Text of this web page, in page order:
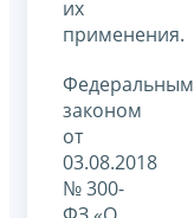
их
применения.
Федеральным
законом
от
03.08.2018
№ 300-